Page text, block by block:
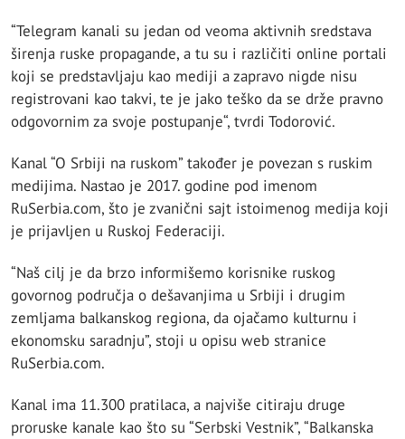
“Telegram kanali su jedan od veoma aktivnih sredstava
širenja ruske propagande, a tu su i različiti online portali
koji se predstavljaju kao mediji a zapravo nigde nisu
registrovani kao takvi, te je jako teško da se drže pravno
odgovornim za svoje postupanje“, tvrdi Todorović.
Kanal “O Srbiji na ruskom” također je povezan s ruskim
medijima. Nastao je 2017. godine pod imenom
RuSerbia.com, što je zvanični sajt istoimenog medija koji
je prijavljen u Ruskoj Federaciji.
“Naš cilj je da brzo informišemo korisnike ruskog
govornog područja o dešavanjima u Srbiji i drugim
zemljama balkanskog regiona, da ojačamo kulturnu i
ekonomsku saradnju”, stoji u opisu web stranice
RuSerbia.com.
Kanal ima 11.300 pratilaca, a najviše citiraju druge
proruske kanale kao što su “Serbski Vestnik”, “Balkanska